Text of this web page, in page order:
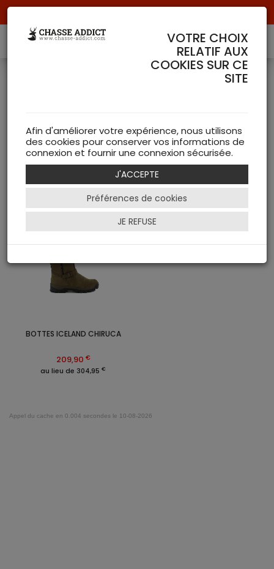
NEW
Filtrer
- 31 %
BOTTES ICELAND CHIRUCA
209,90 €
au lieu de 304,95 €
Appel du cache en 0.004 secondes le 10-08-2026
VOTRE CHOIX
RELATIF AUX
COOKIES SUR CE
SITE
Afin d'améliorer votre expérience, nous utilisons
des cookies pour conserver vos informations de
connexion et fournir une connexion sécurisée.
J'ACCEPTE
Préférences de cookies
JE REFUSE